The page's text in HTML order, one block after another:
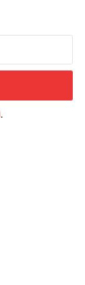
.